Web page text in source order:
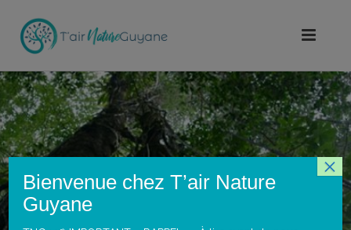
Bienvenue chez T’air Nature
Guyane
×